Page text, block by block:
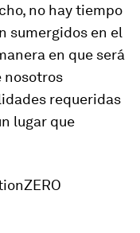
no hay tiempo
sumergidos en el
en que será
nosotros
requeridas
lugar que